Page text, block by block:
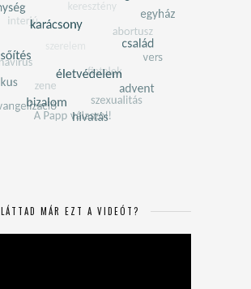
LÁTTAD MÁR EZT A VIDEÓT?